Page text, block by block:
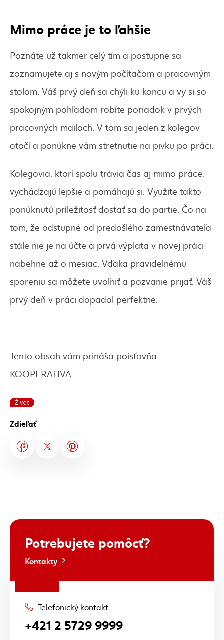
Zdieľať
Mimo práce je to ľahšie
Poznáte už takmer celý tím a postupne sa
zoznamujete aj s novým počítačom a pracovným
stolom. Váš prvý deň sa chýli ku koncu a vy si so
spokojným pohľadom robíte poriadok v prvých
pracovných mailoch. V tom sa jeden z kolegov
otočí a ponúkne vám stretnutie na pivku po práci.
Kolegovia, ktorí spolu trávia čas aj mimo práce,
vychádzajú lepšie a pomáhajú si. Využite takto
ponúknutú príležitosť dostať sa do partie. Čo na
tom, že odstupné od predošlého zamestnávateľa
stále nie je na účte a prvá výplata v novej práci
nabehne až o mesiac. Vďaka pravidelnému
sporeniu sa môžete uvoľniť a pozvanie prijať. Váš
prvý deň v práci dopadol perfektne.
Tento obsah vám prináša poisťovňa
KOOPERATIVA.
Život
Potrebujete pomôcť?
Kontakty
Telefonický kontakt
+421 2 5729 9999